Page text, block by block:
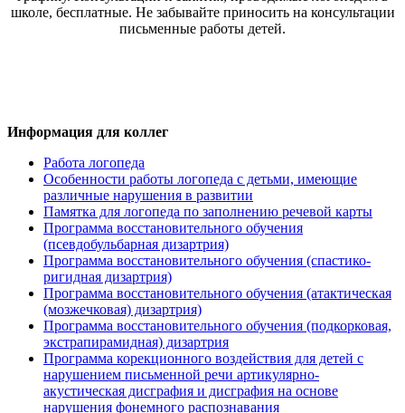
школе, бесплатные. Не забывайте приносить на консультации
письменные работы детей.
Информация для коллег
Работа логопеда
Особенности работы логопеда с детьми, имеющие
различные нарушения в развитии
Памятка для логопеда по заполнению речевой карты
Программа восстановительного обучения
(псевдобульбарная дизартрия)
Программа восстановительного обучения (спастико-
ригидная дизартрия)
Программа восстановительного обучения (атактическая
(мозжечковая) дизартрия)
Программа восстановительного обучения (подкорковая,
экстрапирамидная) дизартрия
Программа корекционного воздействия для детей с
нарушением письменной речи артикулярно-
акустическая дисграфия и дисграфия на основе
нарушения фонемного распознавания